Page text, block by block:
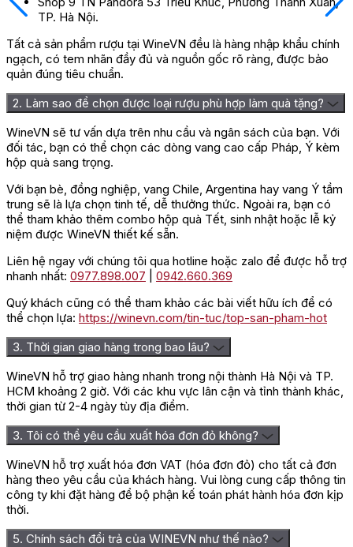
TP. Hà Nội.
Tất cả sản phẩm rượu tại WineVN đều là hàng nhập khẩu chính
ngạch, có tem nhãn đầy đủ và nguồn gốc rõ ràng, được bảo
quản đúng tiêu chuẩn.
2. Làm sao để chọn được loại rượu phù hợp làm quà tặng?
WineVN sẽ tư vấn dựa trên nhu cầu và ngân sách của bạn. Với
đối tác, bạn có thể chọn các dòng vang cao cấp Pháp, Ý kèm
hộp quà sang trọng.
Với bạn bè, đồng nghiệp, vang Chile, Argentina hay vang Ý tầm
trung sẽ là lựa chọn tinh tế, dễ thưởng thức. Ngoài ra, bạn có
thể tham khảo thêm combo hộp quà Tết, sinh nhật hoặc lễ kỷ
niệm được WineVN thiết kế sẵn.
Liên hệ ngay với chúng tôi qua hotline hoặc zalo để được hỗ trợ
nhanh nhất: 0977.898.007
0942.660.369
Quý khách cũng có thể tham khảo các bài viết hữu ích để có
thể chọn lựa: https://winevn.com/tin-tuc/top-san-pham-hot
3. Thời gian giao hàng trong bao lâu?
WineVN hỗ trợ giao hàng nhanh trong nội thành Hà Nội và TP.
HCM khoảng 2 giờ. Với các khu vực lân cận và tỉnh thành khác,
thời gian từ 2-4 ngày tùy địa điểm.
3. Tôi có thể yêu cầu xuất hóa đơn đỏ không?
WineVN hỗ trợ xuất hóa đơn VAT (hóa đơn đỏ) cho tất cả đơn
hàng theo yêu cầu của khách hàng. Vui lòng cung cấp thông tin
công ty khi đặt hàng để bộ phận kế toán phát hành hóa đơn kịp
thời.
5. Chính sách đổi trả của WINEVN như thế nào?